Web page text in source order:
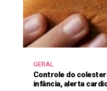
GERAL
Controle do
infância, alerta